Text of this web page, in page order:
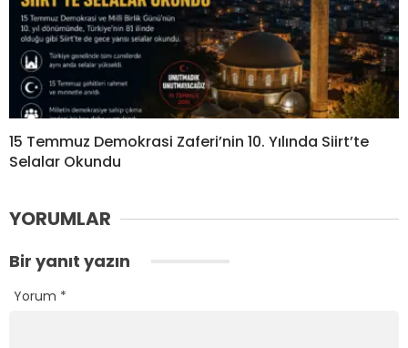
15 Temmuz Demokrasi Zaferi’nin 10. Yılında Siirt’te
Selalar Okundu
YORUMLAR
Bir yanıt yazın
Yorum *